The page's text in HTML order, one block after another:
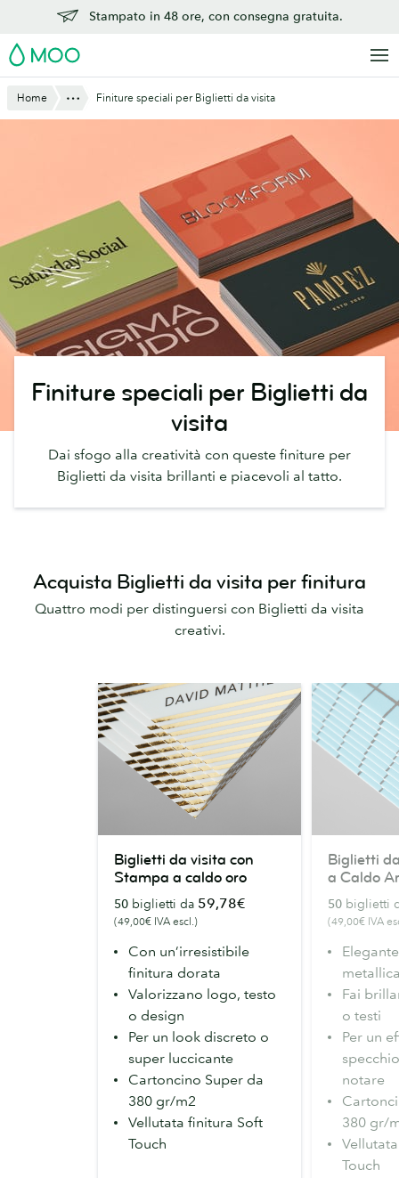
contenuto
principale
Stampato in 48 ore, con consegna gratuita.
MOO
Home Mostra tutto
Finiture speciali per Biglietti da visita
Finiture speciali per Biglietti da
visita
Dai sfogo alla creatività con queste finiture per
Biglietti da visita brillanti e piacevoli al tatto.
Acquista Biglietti da visita per finitura
Quattro modi per distinguersi con Biglietti da visita
creativi.
visita
con
Stampa
caldo
oro
Biglietti da visita con
Stampa a caldo oro
50 biglietti da 59,78€
(49,00€ IVA escl.)
Con un’irresistibile
finitura dorata
Valorizzano logo, testo
o design
Per un look discreto o
super luccicante
Cartoncino Super da
380 gr/m2
Vellutata finitura Soft
Touch
visita
Stampa
Caldo
Argento
Biglietti
a Caldo
50 biglietti
(49,00€ IVA
Fai
o testi
Per un
notare
380 gr/
Touch